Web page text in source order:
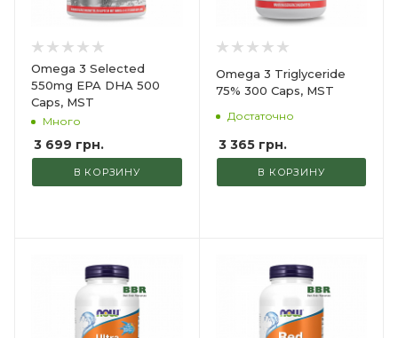
Omega 3 Selected
550mg EPA DHA 500
Caps, MST
Много
3 699 грн.
В КОРЗИНУ
Omega 3 Triglyceride
75% 300 Caps, MST
Достаточно
3 365грн.
В КОРЗИНУ